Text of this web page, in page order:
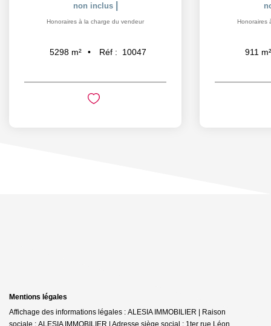
non inclus
Honoraires à la charge du vendeur
5298 m² Réf : 10047
Honoraires
911 m²
Mentions légales
Affichage des informations légales : ALESIA IMMOBILIER | Raison
sociale : ALESIA IMMOBILIER | Adresse siège social : 1ter rue Léon